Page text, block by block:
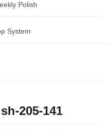
Polish
System
205-141